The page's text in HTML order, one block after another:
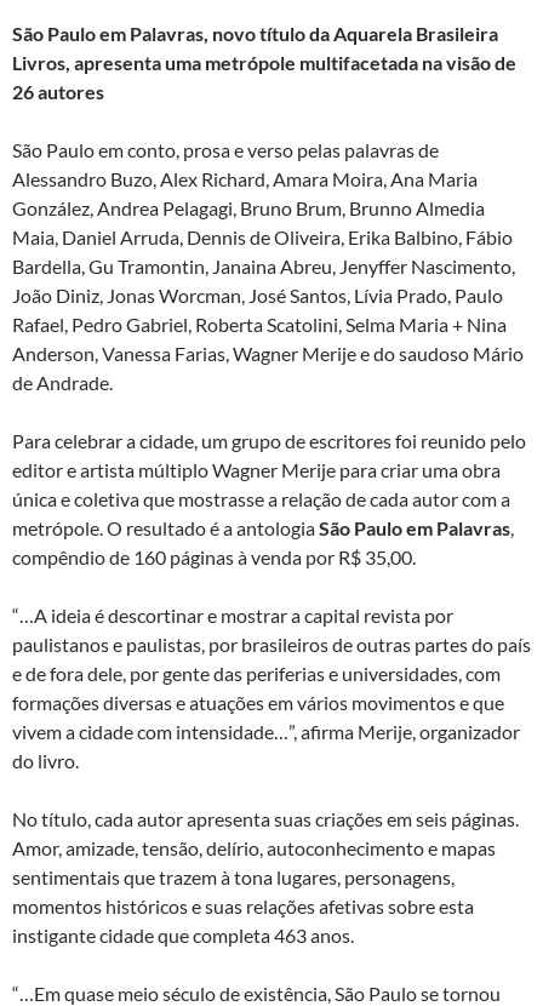
São Paulo em Palavras, novo título da Aquarela Brasileira
Livros, apresenta uma metrópole multifacetada na visão de
26 autores
São Paulo em conto, prosa e verso pelas palavras de
Alessandro Buzo, Alex Richard, Amara Moira, Ana Maria
González, Andrea Pelagagi, Bruno Brum, Brunno Almedia
Maia, Daniel Arruda, Dennis de Oliveira, Erika Balbino, Fábio
Bardella, Gu Tramontin, Janaina Abreu, Jenyffer Nascimento,
João Diniz, Jonas Worcman, José Santos, Lívia Prado, Paulo
Rafael, Pedro Gabriel, Roberta Scatolini, Selma Maria + Nina
Anderson, Vanessa Farias, Wagner Merije e do saudoso Mário
de Andrade.
Para celebrar a cidade, um grupo de escritores foi reunido pelo
editor e artista múltiplo Wagner Merije para criar uma obra
única e coletiva que mostrasse a relação de cada autor com a
metrópole. O resultado é a antologiaSão Paulo em Palavras,
compêndio de 160 páginas à venda por R$ 35,00.
“…A ideia é descortinar e mostrar a capital revista por
paulistanos e paulistas, por brasileiros de outras partes do país
e de fora dele, por gente das periferias e universidades, com
formações diversas e atuações em vários movimentos e que
vivem a cidade com intensidade…”, afirma Merije, organizador
do livro.
No título, cada autor apresenta suas criações em seis páginas.
Amor, amizade, tensão, delírio, autoconhecimento e mapas
sentimentais que trazem à tona lugares, personagens,
momentos históricos e suas relações afetivas sobre esta
instigante cidade que completa 463 anos.
“…Em quase meio século de existência, São Paulo se tornou